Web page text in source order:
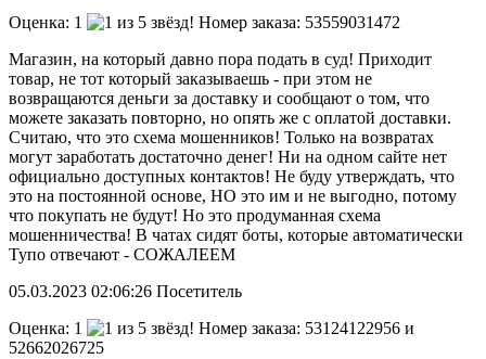
Оценка: 1
Номер заказа: 53559031472
Магазин, на который давно пора подать в суд! Приходит
товар, не тот который заказываешь - при этом не
возвращаются деньги за доставку и сообщают о том, что
можете заказать повторно, но опять же с оплатой доставки.
Считаю, что это схема мошенников! Только на возвратах
могут заработать достаточно денег! Ни на одном сайте нет
официально доступных контактов! Не буду утверждать, что
это на постоянной основе, НО это им и не выгодно, потому
что покупать не будут! Но это продуманная схема
мошенничества! В чатах сидят боты, которые автоматически
Тупо отвечают - СОЖАЛЕЕМ
05.03.2023 02:06:26 Посетитель
Оценка: 1
Номер заказа: 53124122956 и
52662026725